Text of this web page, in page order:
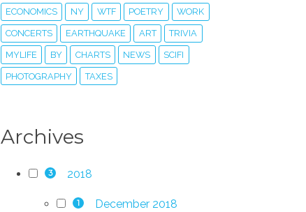
ECONOMICS NY WTF POETRY WORK
CONCERTS EARTHQUAKE ART TRIVIA
MYLIFE BY CHARTS NEWS SCIFI
PHOTOGRAPHY TAXES
Archives
3 2018
1 December 2018